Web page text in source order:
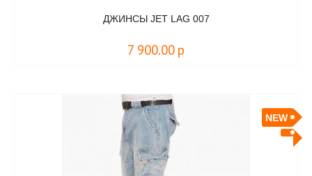
ДЖИНСЫ JET LAG 007
7 900.00 р
NEW